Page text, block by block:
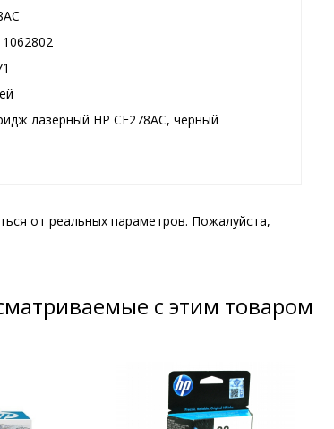
лазерный HP CE278AC, черный
от реальных параметров. Пожалуйста,
с этим товаром